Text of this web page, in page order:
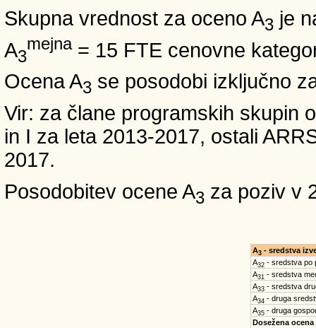
Skupna vrednost za oceno A3 je
A3
mejna= 15 FTE cenovne
Ocena A3 se posodobi izključno
Vir: za člane programskih skupin
in I za leta 2013-2017, ostali
2017.
Posodobitev ocene A3 za poziv v
A3- sredstva
A32- sredstva po
A31 - sredstva
A33- sredstva
A34 - druga
A35- druga
Dosežena ocena